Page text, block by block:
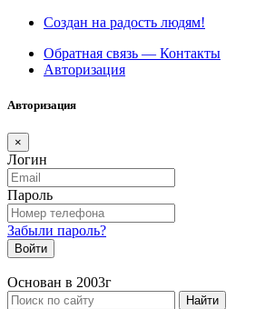
Создан на радость людям!
Обратная связь — Контакты
Авторизация
Авторизация
×
Логин
Пароль
Забыли пароль?
Войти
Основан в 2003г
Найти